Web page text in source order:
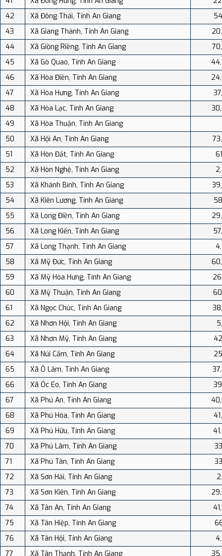
42
Xã Đông Thái, Tỉnh An Giang
43
Xã Giang Thành, Tỉnh An Giang
44
Xã Giồng Riềng, Tỉnh An Giang
45
Xã Gò Quao, Tỉnh An Giang
46
Xã Hòa Điền, Tỉnh An Giang
47
Xã Hòa Hưng, Tỉnh An Giang
48
Xã Hòa Lạc, Tỉnh An Giang
49
Xã Hòa Thuận, Tỉnh An Giang
50
Xã Hội An, Tỉnh An Giang
51
Xã Hòn Đất, Tỉnh An Giang
52
Xã Hòn Nghệ, Tỉnh An Giang
53
Xã Khánh Bình, Tỉnh An Giang
54
Xã Kiên Lương, Tỉnh An Giang
55
Xã Long Điền, Tỉnh An Giang
56
Xã Long Kiến, Tỉnh An Giang
57
Xã Long Thạnh, Tỉnh An Giang
58
Xã Mỹ Đức, Tỉnh An Giang
59
Xã Mỹ Hòa Hưng, Tỉnh An Giang
60
Xã Mỹ Thuận, Tỉnh An Giang
61
Xã Ngọc Chúc, Tỉnh An Giang
62
Xã Nhơn Hội, Tỉnh An Giang
63
Xã Nhơn Mỹ, Tỉnh An Giang
64
Xã Núi Cấm, Tỉnh An Giang
65
Xã Ô Lâm, Tỉnh An Giang
66
Xã Óc Eo, Tỉnh An Giang
67
Xã Phú An, Tỉnh An Giang
68
Xã Phú Hòa, Tỉnh An Giang
69
Xã Phú Hữu, Tỉnh An Giang
70
Xã Phú Lâm, Tỉnh An Giang
71
Xã Phú Tân, Tỉnh An Giang
72
Xã Sơn Hải, Tỉnh An Giang
73
Xã Sơn Kiên, Tỉnh An Giang
74
Xã Tân An, Tỉnh An Giang
75
Xã Tân Hiệp, Tỉnh An Giang
76
Xã Tân Hội, Tỉnh An Giang
77
Xã Tân Thạnh, Tỉnh An Giang